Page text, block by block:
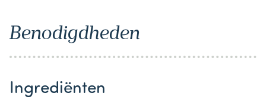
Benodigdheden
Ingrediënten